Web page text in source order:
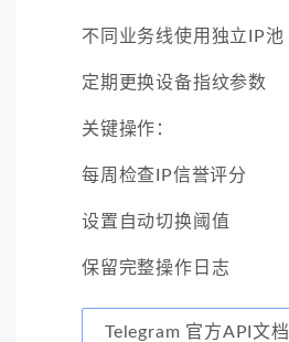
不同业务线使用独立IP池
定期更换设备指纹参数
关键操作：
每周检查IP信誉评分
设置自动切换阈值
保留完整操作日志
Telegram 官方API文档